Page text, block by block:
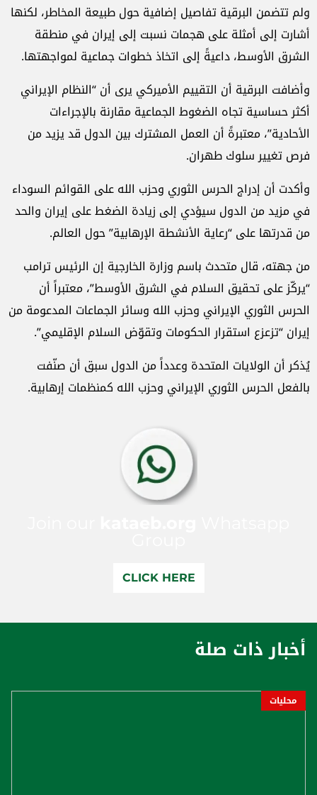
ولم تتضمن البرقية تفاصيل إضافية حول طبيعة المخاطر، لكنها
أشارت إلى أمثلة على هجمات نسبت إلى إيران في منطقة
الشرق الأوسط، داعيةً إلى اتخاذ خطوات جماعية لمواجهتها.
وأضافت البرقية أن التقييم الأميركي يرى أن “النظام الإيراني
أكثر حساسية تجاه الضغوط الجماعية مقارنة بالإجراءات
الأحادية”، معتبرةً أن العمل المشترك بين الدول قد يزيد من
فرص تغيير سلوك طهران.
وأكدت أن إدراج الحرس الثوري وحزب الله على القوائم السوداء
في مزيد من الدول سيؤدي إلى زيادة الضغط على إيران والحد
من قدرتها على “رعاية الأنشطة الإرهابية” حول العالم.
من جهته، قال متحدث باسم وزارة الخارجية إن الرئيس ترامب
“يركّز على تحقيق السلام في الشرق الأوسط”، معتبراً أن
الحرس الثوري الإيراني وحزب الله وسائر الجماعات المدعومة من
إيران “تزعزع استقرار الحكومات وتقوّض السلام الإقليمي”.
يُذكر أن الولايات المتحدة وعدداً من الدول سبق أن صنّفت
بالفعل الحرس الثوري الإيراني وحزب الله كمنظمات إرهابية.
CLICK HERE
أخبار ذات صلة
محليات